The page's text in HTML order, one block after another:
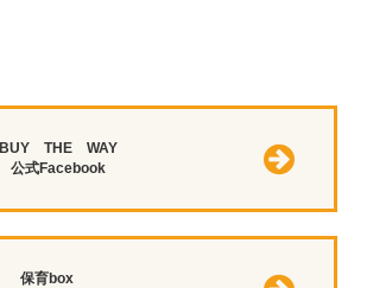
BUY THE WAY
公式Facebook
保育box